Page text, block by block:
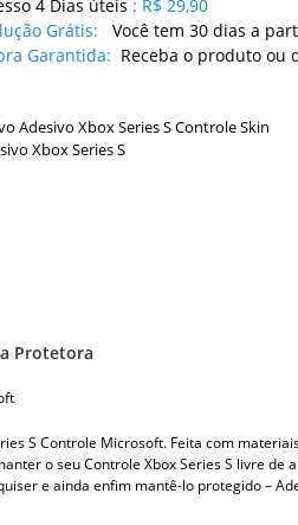
4 Dias úteis : R$ 29,90
Grátis:
Você tem 30 dias a
Garantida: Receba o produto ou
Adesivo Xbox Series S Controle Skin
Xbox Series S
Protetora
S Controle Microsoft. Feita com
o seu Controle Xbox Series S livre de
e ainda enfim mantê-lo protegido –